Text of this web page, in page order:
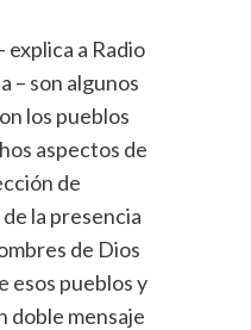
a Radio
– son algunos
los pueblos
aspectos de
de
la presencia
de Dios
esos pueblos y
doble mensaje